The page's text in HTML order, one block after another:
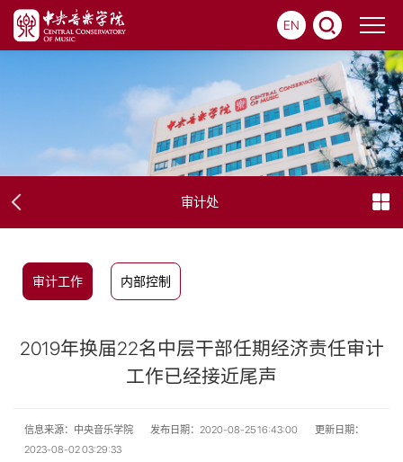
EN
审计处
审计工作 内部控制
2019年换届22名中层干部任期经济责任审计
工作已经接近尾声
信息来源：中央音乐学院 发布日期：2020-08-25 16:43:00
更新日期：
2023-08-02 03:29:33